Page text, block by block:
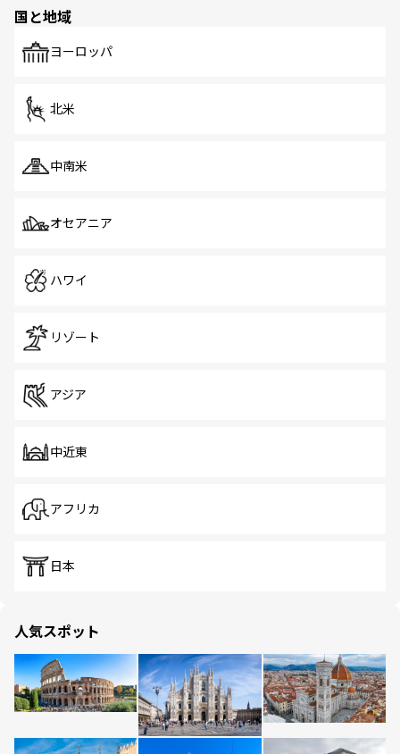
で、ホーカーズは地元の風情を楽しめる外せないスポット
国と地域
ヨーロッパ
北米
中南米
オセアニア
ハワイ
リゾート
アジア
中近東
アフリカ
日本
人気スポット